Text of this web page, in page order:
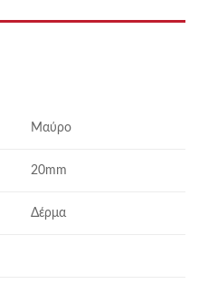
Μαύρο
20mm
Δέρμα